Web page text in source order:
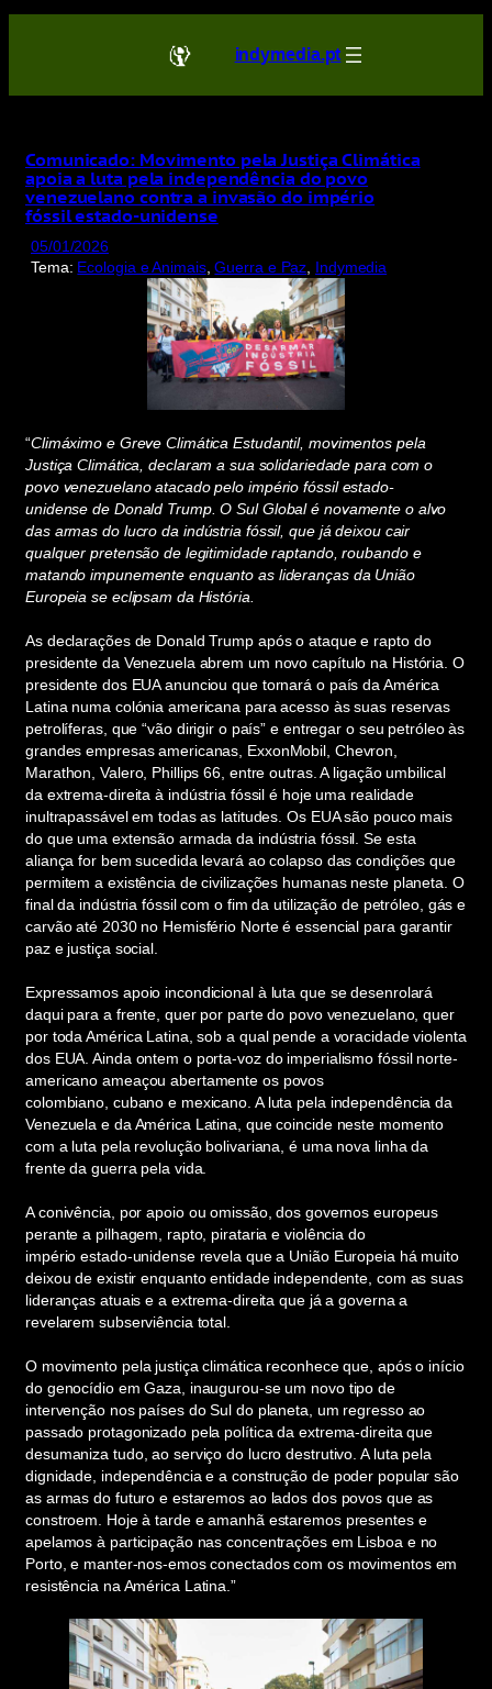
Saltar
conteúdo
indymedia.pt
Comunicado: Movimento pela Justiça Climática
apoia a luta pela independência do povo
venezuelano contra a invasão do império
fóssil estado-unidense
05/01/2026
Tema: Ecologia e Animais, Guerra e Paz, Indymedia
“Climáximo e Greve Climática Estudantil, movimentos pela
Justiça Climática, declaram a sua solidariedade para com o
povo venezuelano atacado pelo império fóssilestado-
unidense de Donald Trump. O Sul Global é novamente o alvo
das armas do lucroda indústria fóssil, que já deixou cair
qualquer pretensão de legitimidade raptando, roubando e
matando impunemente enquanto as lideranças da União
Europeia se eclipsam da História.
As declarações de Donald Trump após o ataque e rapto do
presidente da Venezuela abrem um novo capítulo na História. O
presidente dos EUA anunciou que tornará o país da América
Latina numa colónia americana para acesso às suas reservas
petrolíferas, que “vão dirigir o país” e entregar o seu petróleo às
grandes empresas americanas, ExxonMobil, Chevron,
Marathon, Valero, Phillips 66, entre outras. A ligação umbilical
da extrema-direita à indústria fóssil é hoje uma realidade
inultrapassável em todas as latitudes. Os EUA são pouco mais
do que uma extensão armada da indústria fóssil. Se esta
aliança for bem sucedida levará ao colapso das condições que
permitem a existência de civilizações humanas neste planeta. O
final da indústria fóssil com o fim da utilização de petróleo, gás e
carvão até 2030 no Hemisfério Norte é essencial para garantir
paz e justiça social.
Expressamos apoio incondicional à luta que se desenrolará
daqui para a frente, quer por parte do povo venezuelano, quer
por toda América Latina, sob a qual pende a voracidade violenta
dos EUA. Ainda ontem o porta-voz do imperialismo fóssil norte-
americano ameaçou abertamente os povos
colombiano, cubano e mexicano. A luta pela independência da
Venezuela e da América Latina, que coincide neste momento
com a luta pela revolução bolivariana, é uma nova linha da
frente da guerra pela vida.
A conivência, por apoio ou omissão, dos governos europeus
perante a pilhagem, rapto, pirataria e violência do
império estado-unidense revela que a União Europeia há muito
deixou de existir enquanto entidade independente, com as suas
lideranças atuais e a extrema-direita que já a governa a
revelarem subserviência total.
O movimento pela justiça climática reconhece que, após o início
do genocídio em Gaza, inaugurou-se um novo tipo de
intervenção nos países do Sul do planeta, um regresso ao
passado protagonizado pela política da extrema-direita que
desumaniza tudo, ao serviço do lucro destrutivo. A luta pela
dignidade, independência e a construção de poder popular são
as armas do futuro e estaremos ao lados dos povos que as
constroem. Hoje à tarde e amanhã estaremos presentes e
apelamos à participação nas concentrações em Lisboa e no
Porto, e manter-nos-emos conectados com os movimentos em
resistência na América Latina.”